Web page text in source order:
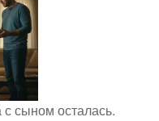
сыном осталась.